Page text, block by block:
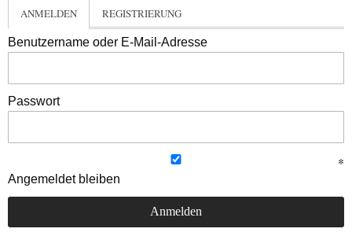
ANMELDEN REGISTRIERUNG
Benutzername oder E-Mail-Adresse
Passwort
Angemeldet bleiben